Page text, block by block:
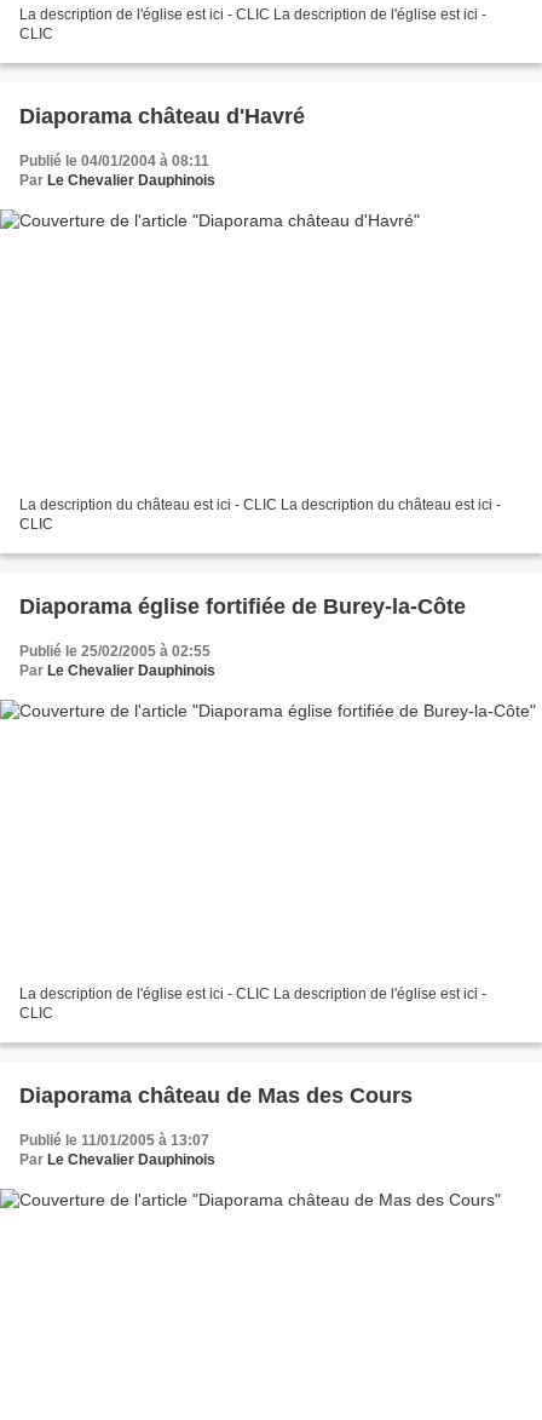
La description de l'église est ici - CLIC La description de l'église est ici -
CLIC
Diaporama château d'Havré
Publié le 04/01/2004 à 08:11
Par Le Chevalier Dauphinois
La description du château est ici - CLIC La description du château est ici -
CLIC
Diaporama église fortifiée de Burey-la-Côte
Publié le 25/02/2005 à 02:55
Par Le Chevalier Dauphinois
La description de l'église est ici - CLIC La description de l'église est ici -
CLIC
Diaporama château de Mas des Cours
Publié le 11/01/2005 à 13:07
Par Le Chevalier Dauphinois